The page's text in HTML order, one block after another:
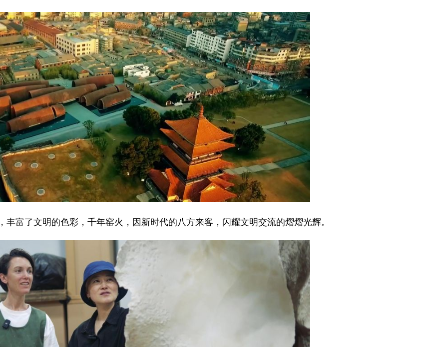
了文明的色彩，千年窑火，因新时代的八方来客，闪耀文明交流的熠熠光辉。